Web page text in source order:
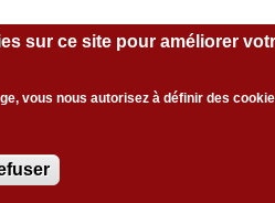
sur ce site pour améliorer
vous nous autorisez à définir des